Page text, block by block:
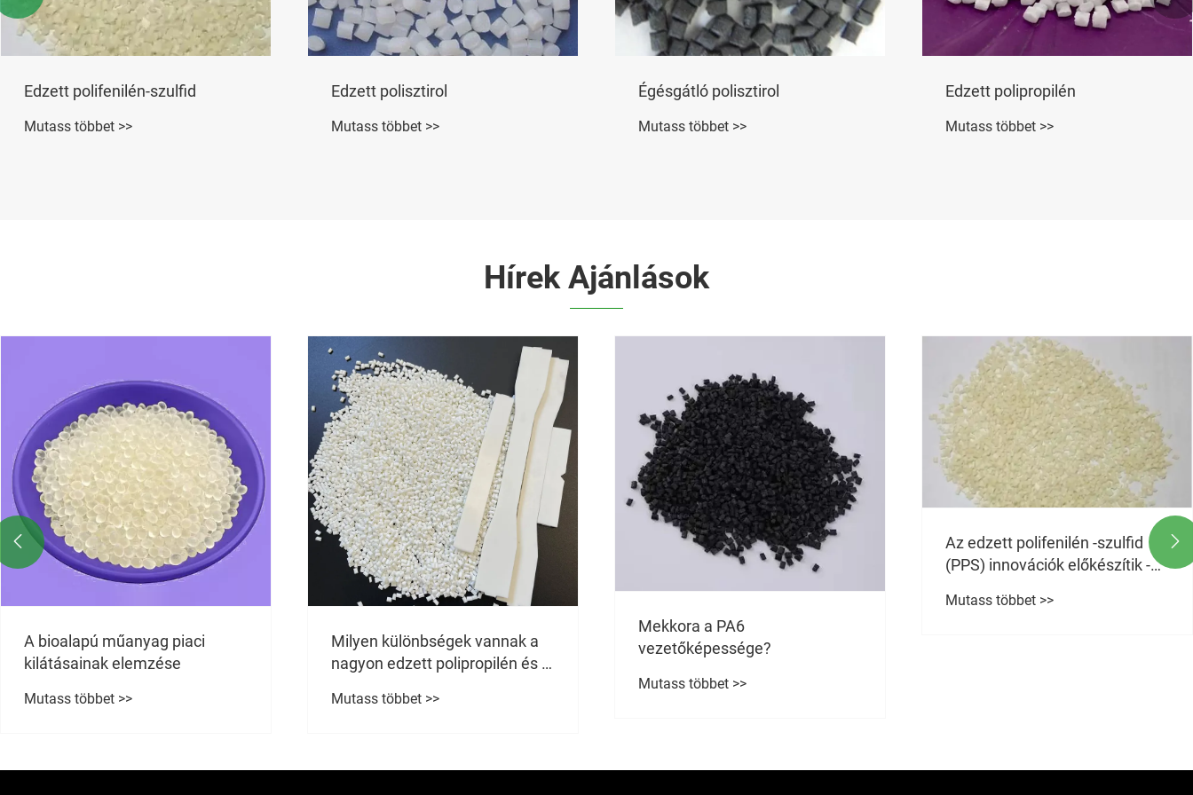
Poliamid 6T
Mutass többet >>
Poliamid 612
Mutass többet >>
Üvegszál erősítésű poliamid 6
Mutass többet >>
Üvegszál erősítésű polibutilén-
Hírek Ajánlások
Milyen különbségek vannak a
nagyon edzett polipropilén és a
Mutass többet >>
vezetőképessége?
Az edzett polifenilén -szulfid
(PPS) innovációk előkészítik -e
az utat a fokozott anyagi
Jelentős előrelépés történt az
edzett polifenilén-szulfid (PPS)
anyagtulajdonságok javítása
Mutass többet >>
 